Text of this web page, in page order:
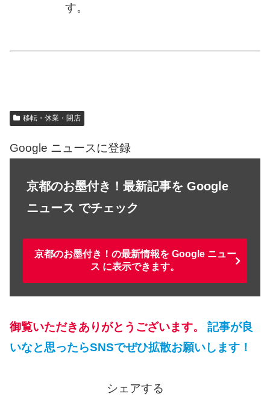
す。
移転・休業・閉店
Google ニュースに登録
京都のお墨付き！最新記事を Google
ニュース でチェック
京都のお墨付き！の最新情報を Google ニュー
ス に表示できます。
御覧いただきありがとうございます。
記事が良
いなと思ったらSNSでぜひ拡散お願いします！
シェアする